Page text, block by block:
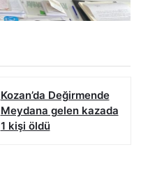
Kozan’da Değirmende
Meydana gelen kazada
1 kişi öldü